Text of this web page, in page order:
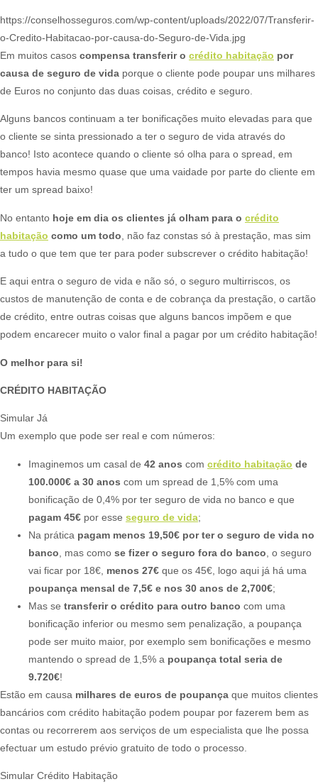
https://conselhosseguros.com/wp-content/uploads/2022/07/Transferir-
o-Credito-Habitacao-por-causa-do-Seguro-de-Vida.jpg
Em muitos casos compensa transferir o crédito habitação por
causa de seguro de vida porque o cliente pode poupar uns milhares
de Euros no conjunto das duas coisas, crédito e seguro.​
Alguns bancos continuam a ter bonificações muito elevadas para que
o cliente se sinta pressionado a ter o seguro de vida através do
banco! Isto acontece quando o cliente só olha para o spread, em
tempos havia mesmo quase que uma vaidade por parte do cliente em
ter um spread baixo!​
No entanto hoje em dia os clientes já olham para o crédito
habitação como um todo , não faz constas só à prestação, mas sim
a tudo o que tem que ter para poder subscrever o crédito habitação!​
E aqui entra o seguro de vida e não só, o seguro multirriscos, os
custos de manutenção de conta e de cobrança da prestação, o cartão
de crédito, entre outras coisas que alguns bancos impõem e que
podem encarecer muito o valor final a pagar por um crédito habitação!​
O melhor para si!
CRÉDITO HABITAÇÃO
Simular Já
Um exemplo que pode ser real e com números:​
Imaginemos um casal de 42 anos com crédito habitação de
100.000€ a 30 anos com um spread de 1,5% com uma
bonificação de 0,4% por ter seguro de vida no banco e que
pagam 45€ por esse seguro de vida;
Na prática pagam menos 19,50€ por ter o seguro de vida no
banco , mas como se fizer o seguro fora do banco , o seguro
vai ficar por 18€, menos 27€ que os 45€, logo aqui já há uma
poupança mensal de 7,5€ e nos 30 anos de 2,700€;
Mas se transferir o crédito para outro banco com uma
bonificação inferior ou mesmo sem penalização, a poupança
pode ser muito maior, por exemplo sem bonificações e mesmo
mantendo o spread de 1,5% a poupança total seria de
9.720€!
​Estão em causa milhares de euros de poupança que muitos clientes
bancários com crédito habitação podem poupar por fazerem bem as
contas ou recorrerem aos serviços de um especialista que lhe possa
efectuar um estudo prévio gratuito de todo o processo.​
Simular Crédito Habitação